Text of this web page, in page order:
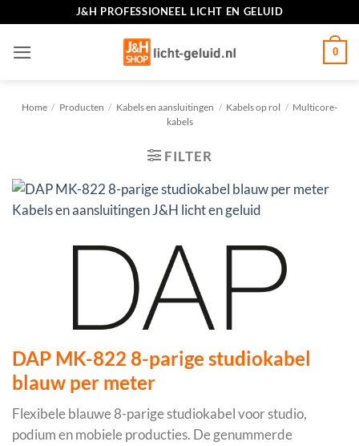
inhoud
J&H PROFESSIONEEL LICHT EN GELUID
0
Home / Producten / Kabels en aansluitingen / Kabels op rol / Multicore-
kabels
FILTER
DAP MK-822 8-parige studiokabel
blauw per meter
Flexibele blauwe 8-parige studiokabel voor studio,
podium en mobiele producties. De genummerde